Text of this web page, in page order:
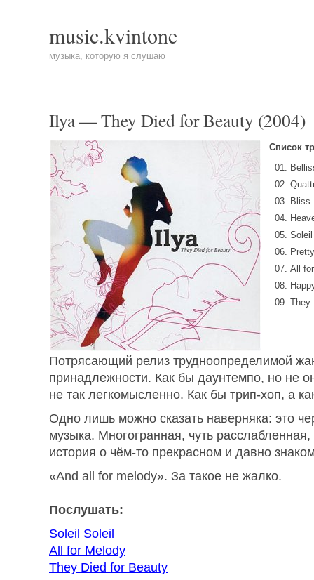
music.kvintone
музыка, которую я слушаю
Ilya — They Died for Beauty (2004)
Список
Bliss
All
They
Потрясающий релиз трудноопределимой
принадлежности. Как бы даунтемпо, но не
не так легкомысленно. Как бы трип-хоп, а
Одно лишь можно сказать наверняка: это
музыка. Многогранная, чуть
история о чём-то прекрасном и давно
«And all for melody». За такое не жалко.
Послушать:
Soleil Soleil
All for Melody
They Died for Beauty